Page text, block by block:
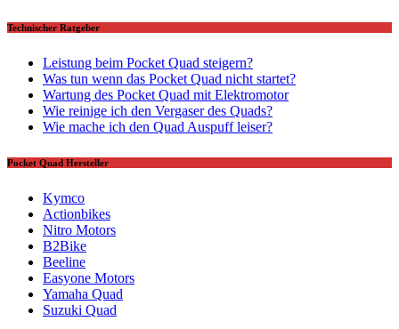
Technischer Ratgeber
Leistung beim Pocket Quad steigern?
Was tun wenn das Pocket Quad nicht startet?
Wartung des Pocket Quad mit Elektromotor
Wie reinige ich den Vergaser des Quads?
Wie mache ich den Quad Auspuff leiser?
Pocket Quad Hersteller
Kymco
Actionbikes
Nitro Motors
B2Bike
Beeline
Easyone Motors
Yamaha Quad
Suzuki Quad